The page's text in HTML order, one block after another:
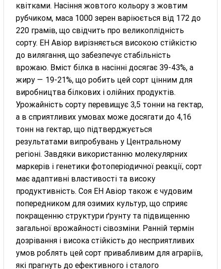
квітками. Насіння жовтого кольору з жовтим
рубчиком, маса 1000 зерен варіюється від 172 до
220 грамів, що свідчить про великоплідність
сорту. ЕН Авіор вирізняється високою стійкістю
до вилягання, що забезпечує стабільність
врожаю. Вміст білка в насінні досягає 39-43%, а
жиру — 19-21%, що робить цей сорт цінним для
виробництва білкових і олійних продуктів.
Урожайність сорту перевищує 3,5 тонни на гектар,
а в сприятливих умовах може досягати до 4,16
тонн на гектар, що підтверджується
результатами випробувань у Центральному
регіоні. Завдяки використанню молекулярних
маркерів і генетики фотоперіодичної реакції, сорт
має адаптивні властивості та високу
продуктивність. Соя ЕН Авіор також є чудовим
попередником для озимих культур, що сприяє
покращенню структури ґрунту та підвищенню
загальної врожайності сівозміни. Ранній термін
дозрівання і висока стійкість до несприятливих
умов роблять цей сорт привабливим для аграріїв,
які прагнуть до ефективного і сталого